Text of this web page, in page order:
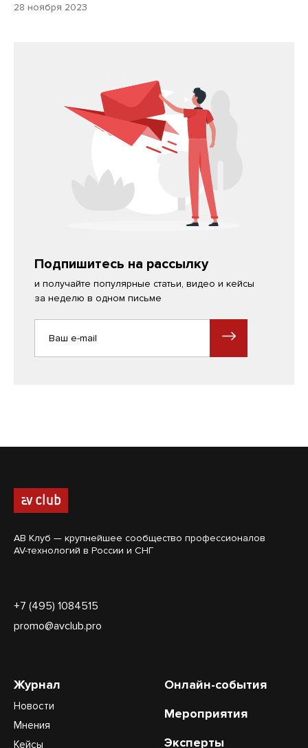
28 ноября 2023
Подпишитесь на рассылку
и получайте популярные статьи, видео и кейсы
за неделю в одном письме
АВ Клуб — крупнейшее сообщество профессионалов
AV-технологий в России и СНГ
+7 (495) 1084515
promo@avclub.pro
Журнал
Новости
Мнения
Кейсы
Онлайн-события
Мероприятия
Эксперты